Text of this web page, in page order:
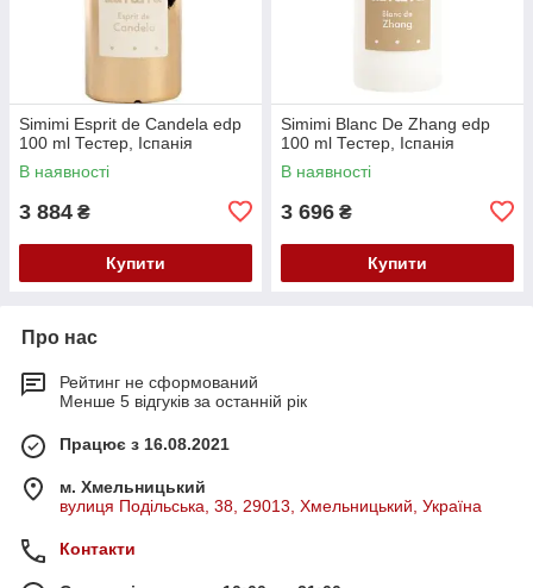
Simimi Esprit de Candela edp
100 ml Тестер, Іспанія
В наявності
3 884 ₴
Купити
Simimi Blanc De Zhang edp
100 ml Тестер, Іспанія
В наявності
3 696 ₴
Купити
Про нас
Рейтинг не сформований
Менше 5 відгуків за останній рік
Працює з 16.08.2021
м. Хмельницький
вулиця Подільська, 38, 29013, Хмельницький, Україна
Контакти